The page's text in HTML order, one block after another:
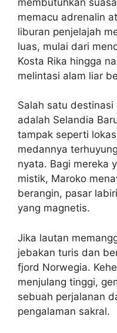
memacu adrenalin
liburan penjelajah
luas, mulai dari
Kosta Rika hingga
melintasi alam liar
Salah satu
adalah Selandia
tampak seperti
medannya
nyata. Bagi mereka
mistik, Maroko
berangin, pasar
yang magnetis.
Jika lautan
jebakan turis dan
fjord Norwegia.
menjulang tinggi,
sebuah perjalanan
pengalaman sakral.